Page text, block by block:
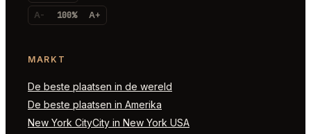
A- 100% A+
MARKT
De beste plaatsen in de wereld
De beste plaatsen in Amerika
New York CityCity in New York USA